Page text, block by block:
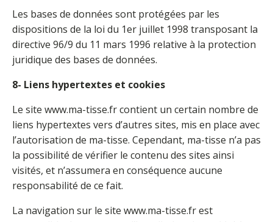
Les bases de données sont protégées par les
dispositions de la loi du 1er juillet 1998 transposant la
directive 96/9 du 11 mars 1996 relative à la protection
juridique des bases de données.
8- Liens hypertextes et cookies
Le site www.ma-tisse.fr contient un certain nombre de
liens hypertextes vers d’autres sites, mis en place avec
l’autorisation de ma-tisse. Cependant, ma-tisse n’a pas
la possibilité de vérifier le contenu des sites ainsi
visités, et n’assumera en conséquence aucune
responsabilité de ce fait.
La navigation sur le site www.ma-tisse.fr est